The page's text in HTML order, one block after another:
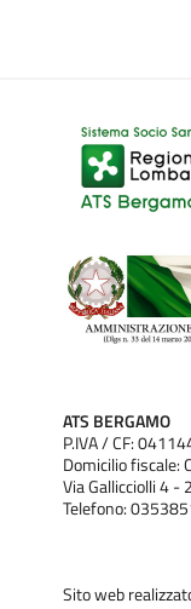
ATS BERGAMO
P.IVA / CF:
Domicilio fiscale:
Via Gallicciolli 4 -
Telefono:
Sito web